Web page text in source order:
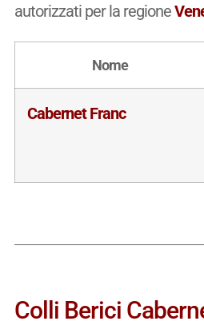
autorizzati per la regione
Nome
Cabernet Franc
Colli Berici